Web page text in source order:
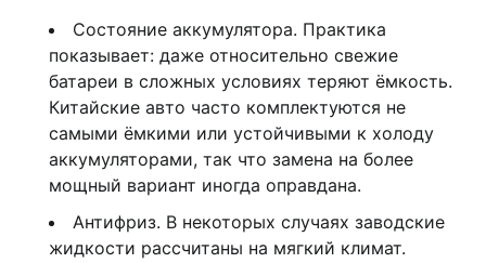
Состояние аккумулятора. Практика
показывает: даже относительно свежие
батареи в сложных условиях теряют ёмкость.
Китайские авто часто комплектуются не
самыми ёмкими или устойчивыми к холоду
аккумуляторами, так что замена на более
мощный вариант иногда оправдана.
Антифриз. В некоторых случаях заводские
жидкости рассчитаны на мягкий климат.